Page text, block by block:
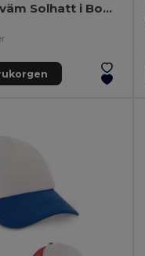
BILGOLA Bekväm Solhatt i Bomull för Sommar